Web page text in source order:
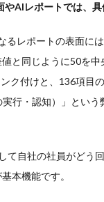
やAIレポートでは、
るレポートの表面に
と同じように50を
ク付けと、136項目
行・認知）」とい
て自社の社員がどう
本機能です。